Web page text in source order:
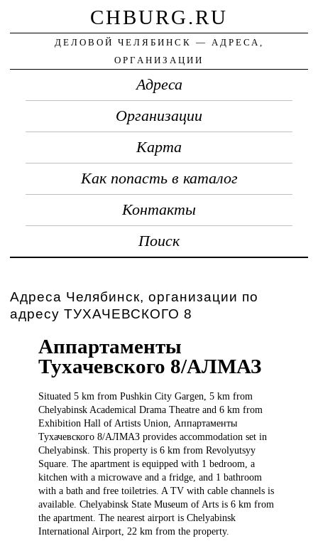
CHBURG.RU
ДЕЛОВОЙ ЧЕЛЯБИНСК — АДРЕСА,
ОРГАНИЗАЦИИ
Адреса
Организации
Карта
Как попасть в каталог
Контакты
Поиск
Адреса Челябинск, организации по
адресу ТУХАЧЕВСКОГО 8
Аппартаменты
Тухачевского 8/АЛМАЗ
Situated 5km from Pushkin City Gargen, 5 km from
Chelyabinsk Academical Drama Theatre and 6 km from
Exhibition Hall of Artists Union, Аппартаменты
Тухачевского 8/АЛМАЗ provides accommodation set in
Chelyabinsk. This property is 6 km from Revolyutsyy
Square. The apartment is equipped with 1 bedroom, a
kitchen with a microwave and a fridge, and 1 bathroom
with a bath and free toiletries. A TV with cable channels is
available. Chelyabinsk State Museum of Arts is 6 km from
the apartment. The nearest airport is Chelyabinsk
International Airport, 22 km from the property.